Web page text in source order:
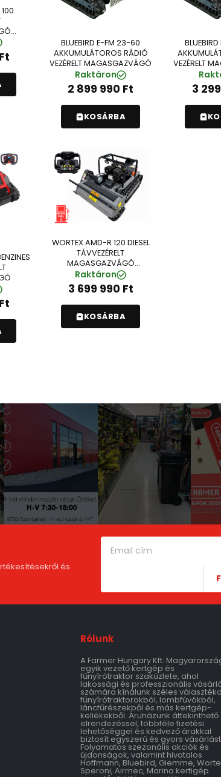
Ft
BLUEBIRD E-FM 23-60
AKKUMULÁTOROS RÁDIÓ
VEZÉRELT MAGASGAZVÁGÓ
Raktáron
2 899 990 Ft
KOSÁRBA
VEZÉRELT
3
Ft
WORTEX AMD-R 120 DIESEL
TÁVVEZÉRELT
MAGASGAZVÁGÓ
(SI2428530)
Raktáron
3 699 990 Ft
KOSÁRBA
és
Rólunk
A Farmer Hungary Kft.
egyik vezető kertgép és
fűnyírótraktor szaküzlete, ahol
lakossági és professzionális
számára kínálunk széles
fűnyírótraktorokból, lombfúvókból,
láncfűrészekből és más kertgép-
kellékekből. Áruházunk áttekinthető
elrendezéssel, többféle fizetési
lehetőséggel és kedvező árakkal
biztosít egyszerű és gyors
Folyamatos szezonális akciók és
újdonságok, valamint hivatalos
Hoffmann, Bluebird, Giemme,
Speroni, Airmec, Marina kertigép